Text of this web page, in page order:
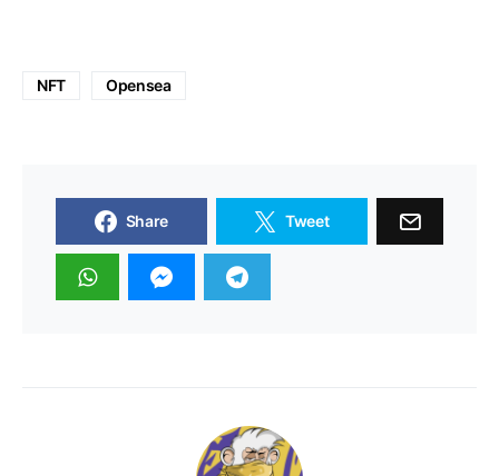
NFT Opensea
Share Tweet